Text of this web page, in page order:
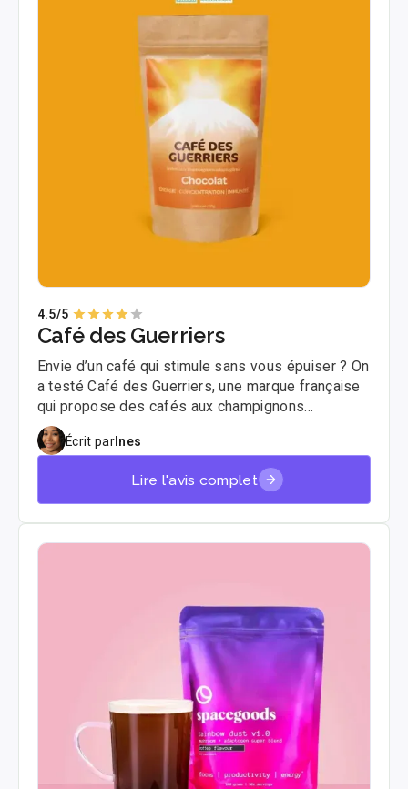
4.5/5
Café des Guerriers
Envie d’un café qui stimule sans vous épuiser ? On
a testé Café des Guerriers, une marque française
qui propose des cafés aux champignons
adaptogènes aux saveurs originales : Café,
Noisette, et Chocolat. Voici notre avis complet 🧠
Écrit parInes
Lire l'avis complet